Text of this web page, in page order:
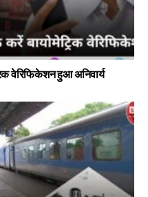
वेरिफिकेशन हुआ अनिवार्य